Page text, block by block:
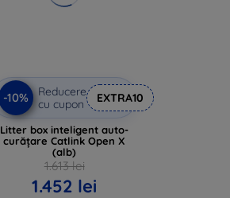
-10%
Reducere
cu cupon
EXTRA10
Litter box inteligent auto-
curățare Catlink Open X
(alb)
1.613 lei
1.452 lei